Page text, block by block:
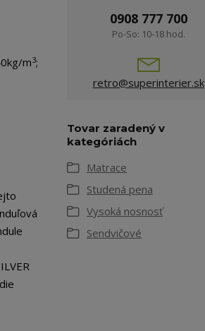
m3;
0908 777 700
Po-So: 10-18 hod.
retro@superinterier.sk
Tovar zaradený v
kategóriách
Matrace
Studená pena
Vysoká nosnosť
Sendvičové